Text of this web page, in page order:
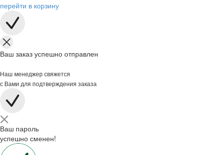
перейти в корзину
Ваш заказ успешно отправлен
Наш менеджер свяжется
с Вами для подтверждения заказа
Ваш пароль
успешно сменен!